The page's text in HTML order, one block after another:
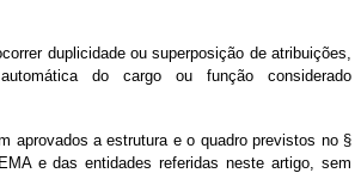
duplicidade ou superposição de atribuições,
do cargo ou função considerado
a estrutura e o quadro previstos no §
e das entidades referidas neste artigo, sem